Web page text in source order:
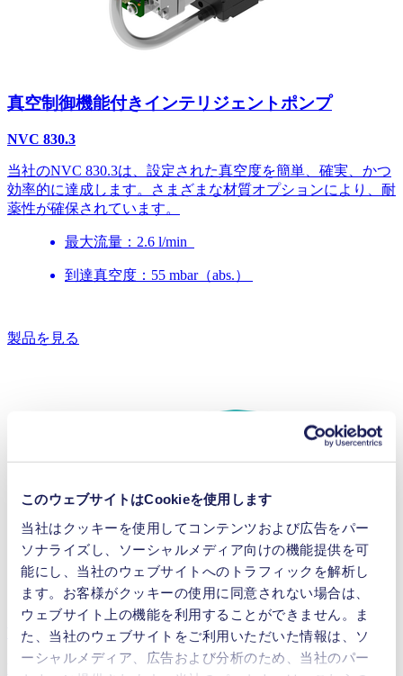
このウェブサイトはCookieを使用します
当社はクッキーを使用してコンテンツおよび広告をパー
ソナライズし、ソーシャルメディア向けの機能提供を可
能にし、当社のウェブサイトへのトラフィックを解析し
ます。お客様がクッキーの使用に同意されない場合は、
ウェブサイト上の機能を利用することができません。ま
た、当社のウェブサイトをご利用いただいた情報は、ソ
ーシャルメディア、広告および分析のため、当社のパー
真空制御機能付きインテリジェントポンプ
NVC 830.3
当社のNVC 830.3は、設定された真空度を簡単、確実、かつ
効率的に達成します。さまざまな材質オプションにより、耐
薬性が確保されています。
最大流量：2.6 l/min
到達真空度：55 mbar（abs.）
製品を見る
流量制御機能付きインテリジェントポンプ
FMS-FC 1.400